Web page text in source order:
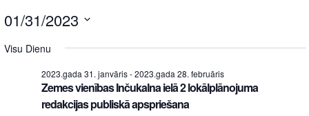
01/31/2023
date.
Visu Dienu
2023.gada 31. janvāris-2023.gada 28. februāris
Zemes vienības Inčukalna ielā 2 lokālplānojuma
redakcijas publiskā apspriešana